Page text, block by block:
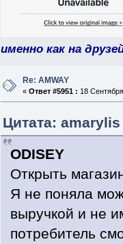
именно как на
Re: AMWAY
« Ответ #5951 : 18
Цитата:
ODISEY
Открыть
Я не поняла
выручкой и не
потребитель